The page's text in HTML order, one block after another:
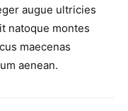
augue ultricies
natoque montes
maecenas
aenean.